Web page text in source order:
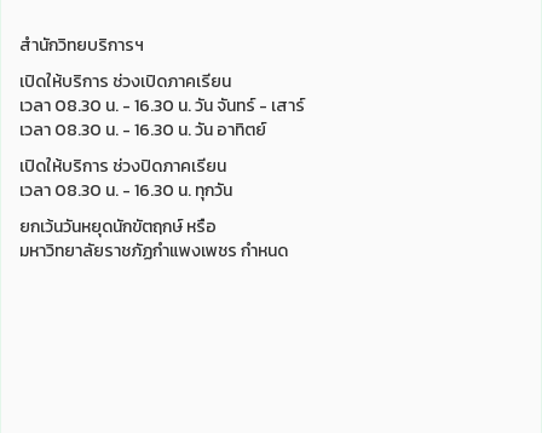
สำนักวิทยบริการฯ
เปิดให้บริการ ช่วงเปิดภาคเรียน
เวลา 08.30 น. - 16.30 น. วัน จันทร์ - เสาร์
เวลา 08.30 น. - 16.30 น. วัน อาทิตย์
เปิดให้บริการ ช่วงปิดภาคเรียน
เวลา 08.30 น. - 16.30 น. ทุกวัน
ยกเว้นวันหยุดนักขัตฤกษ์ หรือ
มหาวิทยาลัยราชภัฏกำแพงเพชร กำหนด